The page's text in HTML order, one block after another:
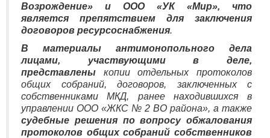
Возрождение» и ООО «УК «Мир», что
является препятствием для заключения
договоров ресурсоснабжения.
В материалы антимонопольного дела
лицами, участвующими в деле,
представлены копии отдельных протоколов
общих собраний, договоров, заключенных с
собственниками МКД, ранее находившихся в
управлении ООО «ЖКС № 2 ВО района», а также
судебные решения по вопросу обжалования
протоколов общих собраний собственников